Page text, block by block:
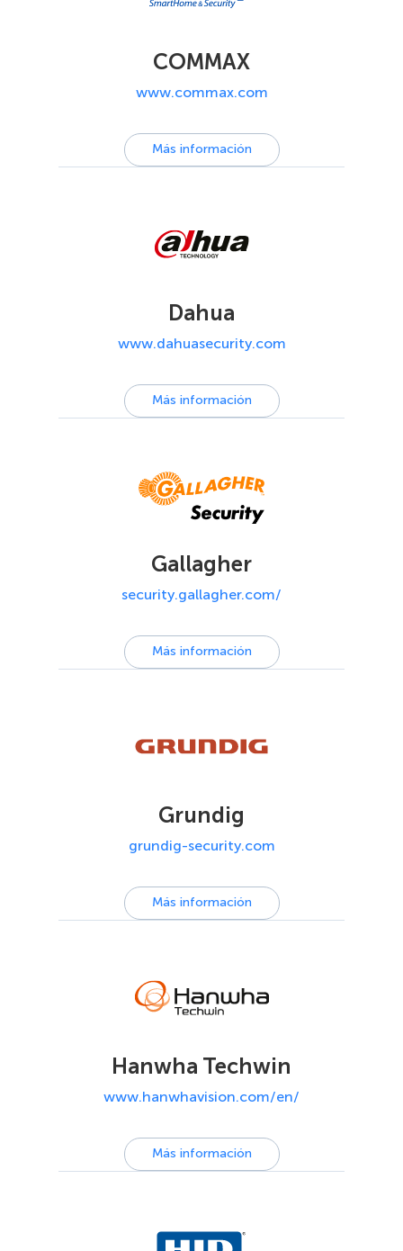
COMMAX
www.commax.com
Más información
Dahua
www.dahuasecurity.com
Más información
Gallagher
security.gallagher.com/
Más información
Grundig
grundig-security.com
Más información
Hanwha Techwin
www.hanwhavision.com/en/
Más información